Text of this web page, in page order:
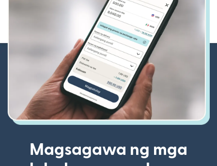
Magsagawa ng mga